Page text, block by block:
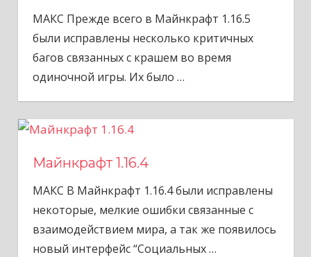
МАКС Прежде всего в Майнкрафт 1.16.5
были исправлены несколько критичных
багов связанных с крашем во время
одиночной игры. Их было …
Майнкрафт 1.16.4
МАКС В Майнкрафт 1.16.4 были исправлены
некоторые, мелкие ошибки связанные с
взаимодействием мира, а так же появилось
новый интерфейс “Социальных…